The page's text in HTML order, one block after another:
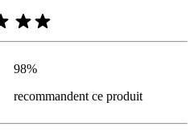
98%
recommandent ce produit